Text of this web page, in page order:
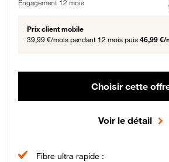
Engagement 12 mois
Prix client mobile
39,99 €/mois pendant 12 mois puis 46,99 €/
Choisir cette
Voir le détail
Fibre ultra rapide :